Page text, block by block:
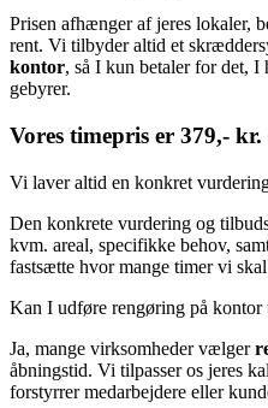
Prisen afhænger af jeres lokaler,
rent. Vi tilbyder altid et
kontor, så I kun betaler for det,
gebyrer.
Vores timepris er 379,- kr.
Vi laver altid en konkret
Den konkrete vurdering og
kvm. areal, specifikke behov,
fastsætte hvor mange timer vi
Kan I udføre rengøring på kontor
Ja, mange virksomheder vælger
åbningstid. Vi tilpasser os jeres
forstyrrer medarbejdere eller